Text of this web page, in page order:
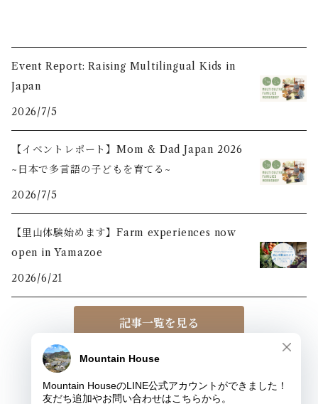
Event Report: Raising Multilingual Kids in
Japan
2026/7/5
【イベントレポート】Mom & Dad Japan 2026
~日本で多言語の子どもを育てる~
2026/7/5
【里山体験始めます】Farm experiences now
open in Yamazoe
2026/6/21
記事一覧を見る
© MOUNTAIN HOUSE